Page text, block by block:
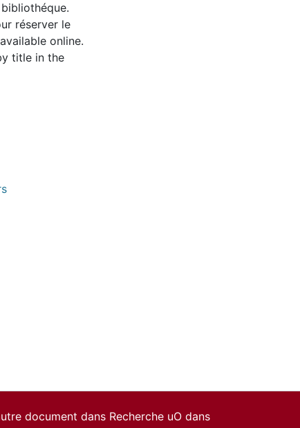
réserver le
online.
title in the
document dans Recherche uO dans